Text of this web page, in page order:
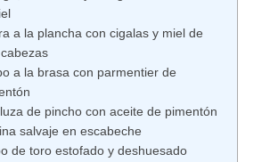
a la plancha con cigalas y miel de
a la brasa con parmentier de
de pincho con aceite de pimentón
salvaje en escabeche
de toro estofado y deshuesado